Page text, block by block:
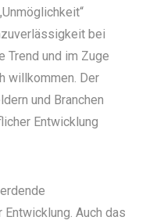
bei
Trend und im Zuge
willkommen. Der
und Branchen
Entwicklung
Auch das